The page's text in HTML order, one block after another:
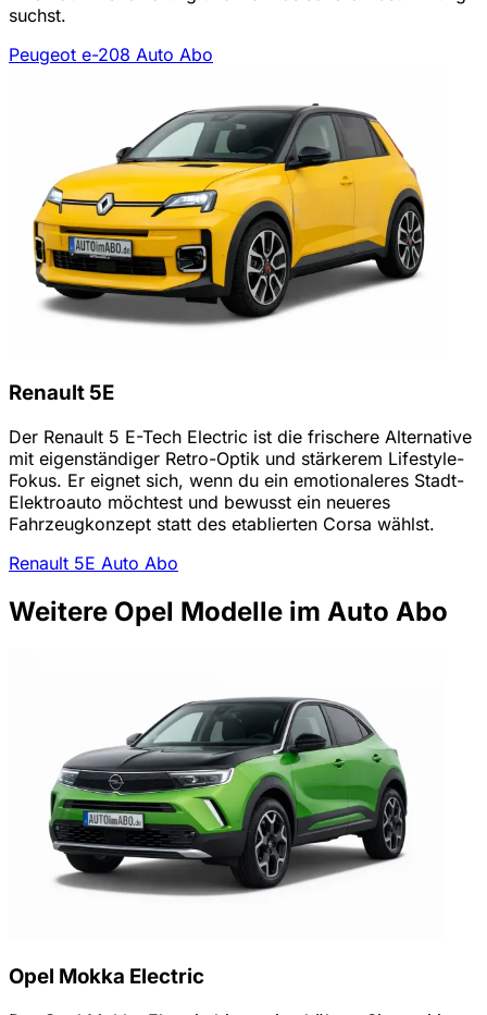
suchst.
Peugeot e-208 Auto Abo
Renault 5E
Der Renault 5 E-Tech Electric ist die frischere Alternative
mit eigenständiger Retro-Optik und stärkerem Lifestyle-
Fokus. Er eignet sich, wenn du ein emotionaleres Stadt-
Elektroauto möchtest und bewusst ein neueres
Fahrzeugkonzept statt des etablierten Corsa wählst.
Renault 5E Auto Abo
Weitere Opel Modelle im Auto Abo
Opel Mokka Electric